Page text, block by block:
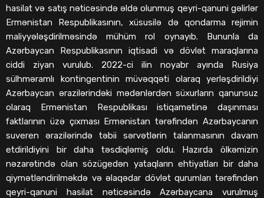
hasilat və satış nəticəsində əldə olunmuş qeyri-qanuni gəlirlər
Ermənistan Respublikasının, xüsusilə də qondarma rejimin
maliyyələşdirilməsində mühüm rol oynayıb. Bununla da
Azərbaycan Respublikasının iqtisadi və dövlət maraqlarına
ciddi ziyan vurulub. 2022-ci ilin noyabr ayında Rusiya
sülhməramlı kontingentinin müvəqqəti olaraq yerləşdirildiyi
Azərbaycan ərazilərindəki mədənlərdən süxurların qanunsuz
olaraq Ermənistan Respublikası istiqamətinə daşınması
faktlarının üzə çıxması Ermənistan tərəfindən Azərbaycanın
suveren ərazilərində təbii sərvətlərin talanmasının davam
etdirildiyini bir daha təsdiqləmiş oldu. Hazırda ölkəmizin
nəzarətində olan sözügedən yataqların ehtiyatları bir daha
qiymətləndirilməkdə və əlaqədar dövlət qurumları tərəfindən
qeyri-qanuni hasilat nəticəsində Azərbaycana vurulmuş